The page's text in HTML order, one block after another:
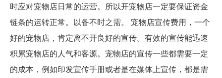
时应对宠物店日常的运营。所以开宠物店一定要保证资金
链条的运转正常。以备不时之需。 宠物店宣传费用，一个
好的宠物店，肯定离不开良好的宣传。有效的宣传能迅速
积累宠物店的人气和客源。宠物店的宣传一些都需要一定
的成本，例如印发宣传手册或者是在媒体上宣传，都是需